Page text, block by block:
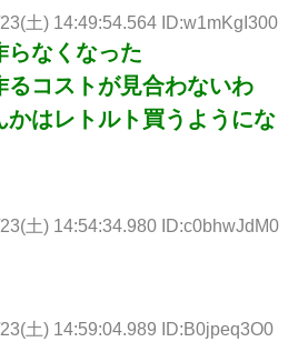
土) 14:49:54.564 ID:w1mKgI300
らなくなった
るコストが見合わないわ
かはレトルト買うようにな
土) 14:54:34.980 ID:c0bhwJdM0
土) 14:59:04.989 ID:B0jpeq3O0